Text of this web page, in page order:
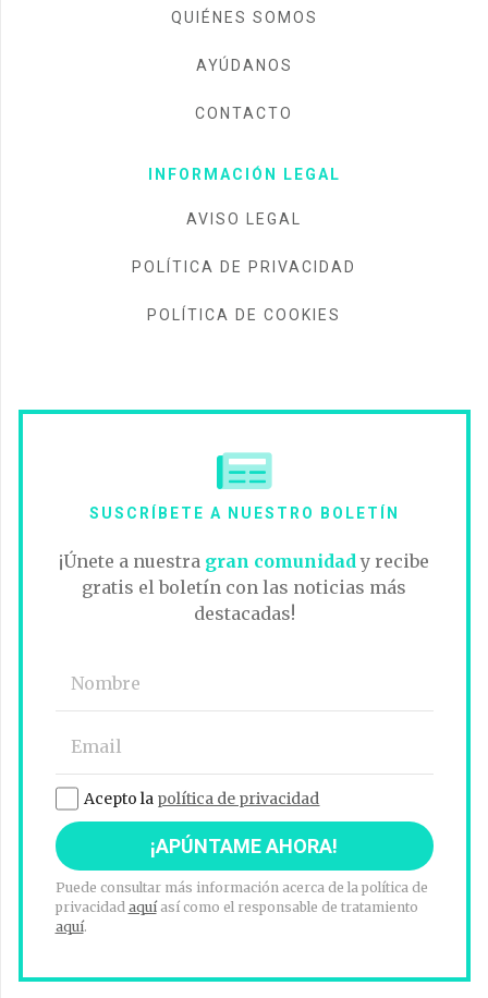
QUIÉNES SOMOS
AYÚDANOS
CONTACTO
INFORMACIÓN LEGAL
AVISO LEGAL
POLÍTICA DE PRIVACIDAD
POLÍTICA DE COOKIES
SUSCRÍBETE A NUESTRO BOLETÍN
¡Únete a nuestra gran comunidad y recibe
gratis el boletín con las noticias más
destacadas!
Acepto la política de privacidad
Puede consultar más información acerca de la política de
privacidad aquíasí como el responsable de tratamiento
aquí.